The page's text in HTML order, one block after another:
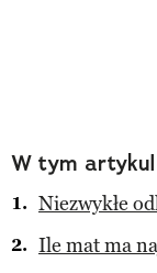
W tym
Niezwykłe
Ile mat ma